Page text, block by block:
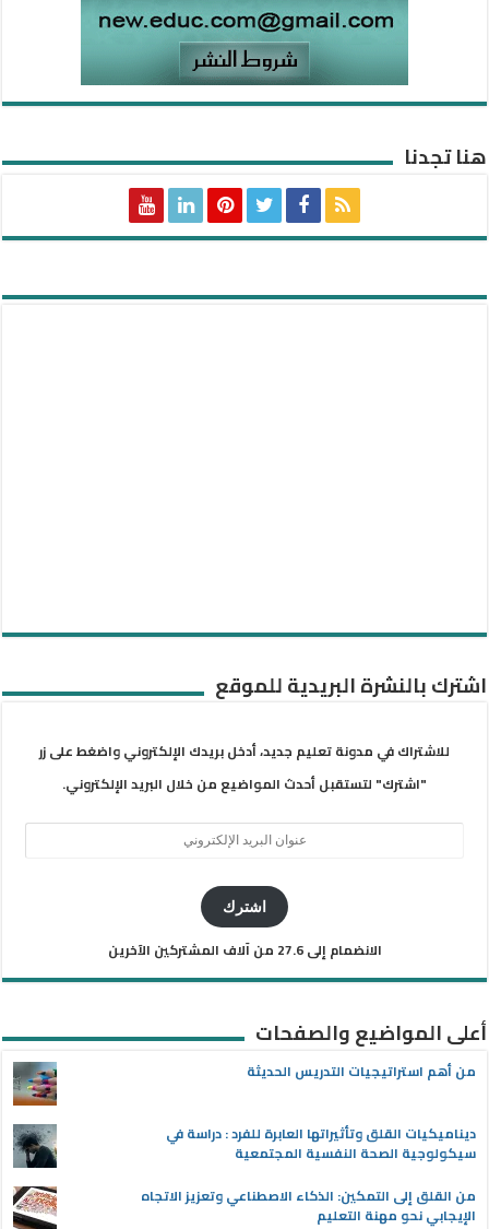
هنا تجدنا
اشترك بالنشرة البريدية للموقع
للاشتراك في مدونة تعليم جديد، أدخل بريدك الإلكتروني واضغط على زر
"اشترك" لتستقبل أحدث المواضيع من خلال البريد الإلكتروني.
اشترك
الانضمام إلى 27.6 من آلاف المشتركين الآخرين
أعلى المواضيع والصفحات
من أهم استراتيجيات التدريس الحديثة
ديناميكيات القلق وتأثيراتها العابرة للفرد : دراسة في
سيكولوجية الصحة النفسية المجتمعية
من القلق إلى التمكين: الذكاء الاصطناعي وتعزيز الاتجاه
الإيجابي نحو مهنة التعليم